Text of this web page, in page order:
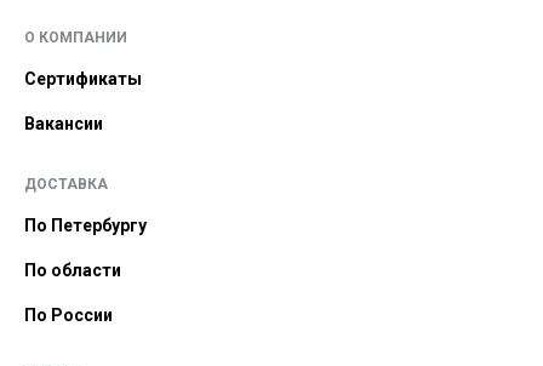
О КОМПАНИИ
Сертификаты
Вакансии
ДОСТАВКА
По Петербургу
По области
По России